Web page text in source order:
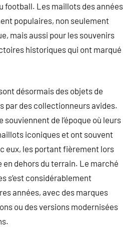
football. Les maillots des années
populaires, non seulement
mais aussi pour les souvenirs
historiques qui ont marqué
désormais des objets de
par des collectionneurs avides.
souviennent de l’époque où leurs
iconiques et ont souvent
eux, les portant fièrement lors
en dehors du terrain. Le marché
s’est considérablement
années, avec des marques
ou des versions modernisées